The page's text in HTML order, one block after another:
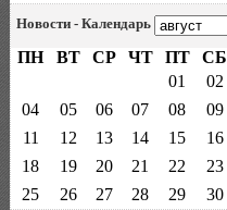
Новости - Календарь
ПН ВТ СР ЧТ ПТ СБ
01
02
04
05 06 07 08 09
11
12 13 14 15 16
18
19 20 21 22 23
25
26 27 28 29 30